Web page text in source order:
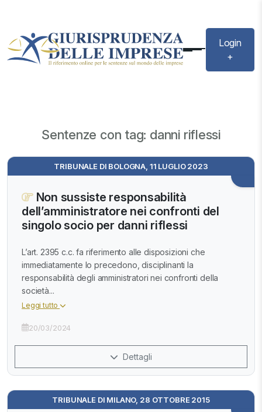
Login
+
Sentenze con tag: danni riflessi
TRIBUNALE DI BOLOGNA, 11 LUGLIO 2023
Non sussiste responsabilità
dell’amministratore nei confronti del
singolo socio per danni riflessi
L’art. 2395 c.c. fa riferimento alle disposizioni che
immediatamente lo precedono, disciplinanti la
responsabilità degli amministratori nei confronti della
società...
Leggi tutto
20/03/2024
Dettagli
TRIBUNALE DI MILANO, 28 OTTOBRE 2015